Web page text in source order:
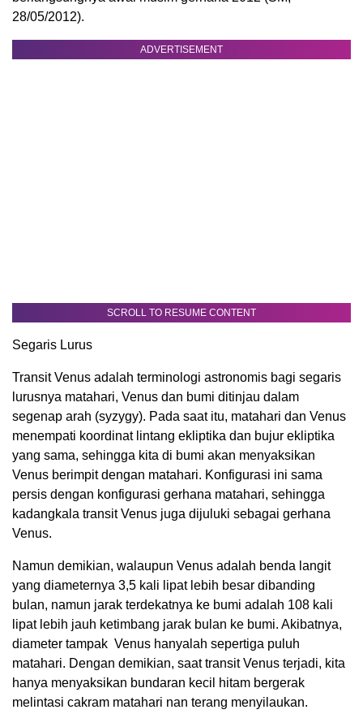
28/05/2012).
ADVERTISEMENT
SCROLL TO RESUME CONTENT
Segaris Lurus
Transit Venus adalah terminologi astronomis bagi segaris
lurusnya matahari, Venus dan bumi ditinjau dalam
segenap arah (syzygy). Pada saat itu, matahari dan Venus
menempati koordinat lintang ekliptika dan bujur ekliptika
yang sama, sehingga kita di bumi akan menyaksikan
Venus berimpit dengan matahari. Konfigurasi ini sama
persis dengan konfigurasi gerhana matahari, sehingga
kadangkala transit Venus juga dijuluki sebagai gerhana
Venus.
Namun demikian, walaupun Venus adalah benda langit
yang diameternya 3,5 kali lipat lebih besar dibanding
bulan, namun jarak terdekatnya ke bumi adalah 108 kali
lipat lebih jauh ketimbang jarak bulan ke bumi. Akibatnya,
diameter tampak Venus hanyalah sepertiga puluh
matahari. Dengan demikian, saat transit Venus terjadi, kita
hanya menyaksikan bundaran kecil hitam bergerak
melintasi cakram matahari nan terang menyilaukan.